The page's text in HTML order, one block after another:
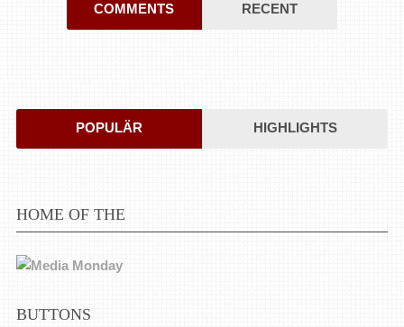
COMMENTS RECENT
POPULÄR HIGHLIGHTS
HOME OF THE
BUTTONS